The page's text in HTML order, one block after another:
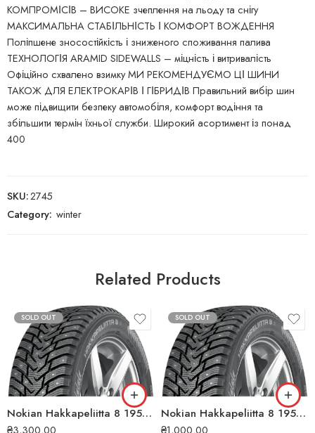
КОМПРОМІСІВ – ВИСОКЕ зчеплення на льоду та снігу
МАКСИМАЛЬНА СТАБІЛЬНІСТЬ І КОМФОРТ ВОЖДЕННЯ
Поліпшене зносостійкість і зниженого споживання палива
ТЕХНОЛОГІЯ ARAMID SIDEWALLS – міцність і витривалість
Офіційно схвалено взимку МИ РЕКОМЕНДУЄМО ЦІ ШИНИ
ТАКОЖ ДЛЯ ЕЛЕКТРОКАРІВ І ГІБРИДІВ Правильний вибір шин
може підвищити безпеку автомобіля, комфорт водіння та
збільшити термін їхньої служби. Широкий асортимент із понад
400
SKU:2745
Category: winter
Related Products
SOLD OUT
Nokian Hakkapeliitta 8 195/50 R16 88T XL (ШИП) зимова шина
₴3,300.00
SOLD OUT
Nokian Hakkapeliitta 8 195/60 R15 92T XL (ШИП) зимова шина
₴1,000.00